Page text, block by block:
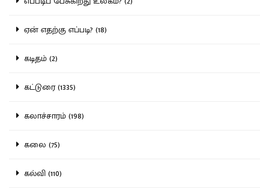
ஏன் எதற்கு எப்படி? (18)
கடிதம் (2)
கட்டுரை (1335)
கலாச்சாரம் (198)
கலை (75)
கல்வி (110)